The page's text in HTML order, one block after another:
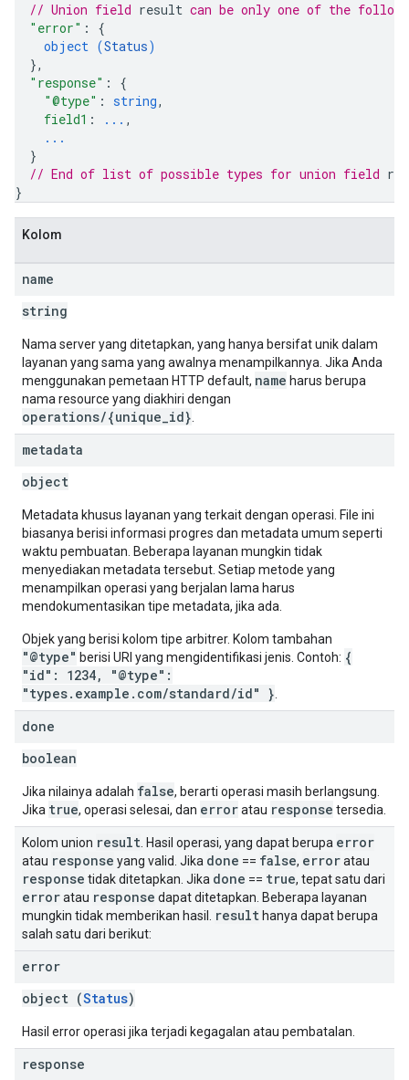
// Union field result can be only one of the
"error" : {
object (Status)
},
"response" : {
"@type" : string,
field1 : ... ,
...
}
// End of list of possible types for union field
}
Kolom
name
string
Nama server yang ditetapkan, yang hanya bersifat unik dalam
layanan yang sama yang awalnya menampilkannya. Jika Anda
menggunakan pemetaan HTTP default, name harus berupa
nama resource yang diakhiri dengan
operations/{unique_id}
metadata
object
Metadata khusus layanan yang terkait dengan operasi. File ini
biasanya berisi informasi progres dan metadata umum seperti
waktu pembuatan. Beberapa layanan mungkin tidak
menyediakan metadata tersebut. Setiap metode yang
menampilkan operasi yang berjalan lama harus
mendokumentasikan tipe metadata, jika ada.
Objek yang berisi kolom tipe arbitrer. Kolom tambahan
"@type" berisi URI yang mengidentifikasi jenis. Contoh: {
"id": 1234, "@type":
"types.example.com/standard/id" }
done
boolean
Jika nilainya adalah false, berarti operasi masih berlangsung.
Jika true, operasi selesai, dan erroratau response tersedia.
Kolom union result . Hasil operasi, yang dapat berupa error
atau response yang valid. Jika done == false, erroratau
response tidak ditetapkan. Jika done == true, tepat satu dari
erroratau response dapat ditetapkan. Beberapa layanan
mungkin tidak memberikan hasil.
result hanya dapat berupa
salah satu dari berikut:
error
object (Status)
Hasil error operasi jika terjadi kegagalan atau pembatalan.
response